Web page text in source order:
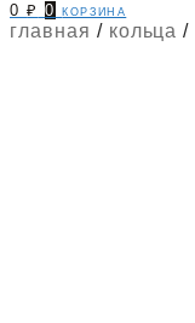
0₽ 0 корзина
главная / кольца /